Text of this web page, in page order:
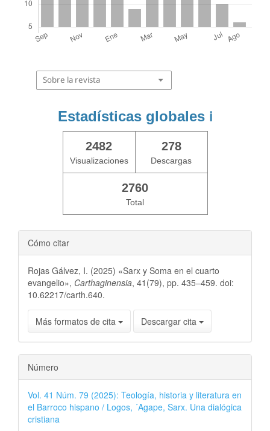
Sobre la revista
Estadísticas globales ℹ️
2482
Visualizaciones
278
Descargas
2760
Total
Cómo citar
Rojas Gálvez, I. (2025) «Sarx y Soma en el cuarto
evangelio», Carthaginensia, 41(79), pp. 435–459. doi:
10.62217/carth.640.
Más formatos de cita Descargar cita
Número
Vol. 41 Núm. 79 (2025): Teología, historia y literatura en
el Barroco hispano / Logos, ´Agape, Sarx. Una dialógica
cristiana